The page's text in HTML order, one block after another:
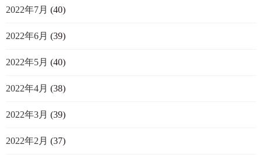
2022年7月 (40)
2022年6月 (39)
2022年5月 (40)
2022年4月 (38)
2022年3月 (39)
2022年2月 (37)